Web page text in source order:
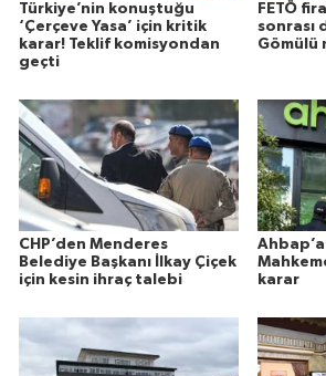
Türkiye’nin konuştuğu
‘Çerçeve Yasa’ için kritik
karar! Teklif komisyondan
geçti
FETÖ
sonrası
Gömülü
CHP’den Menderes
Belediye Başkanı İlkay Çiçek
için kesin ihraç talebi
karar